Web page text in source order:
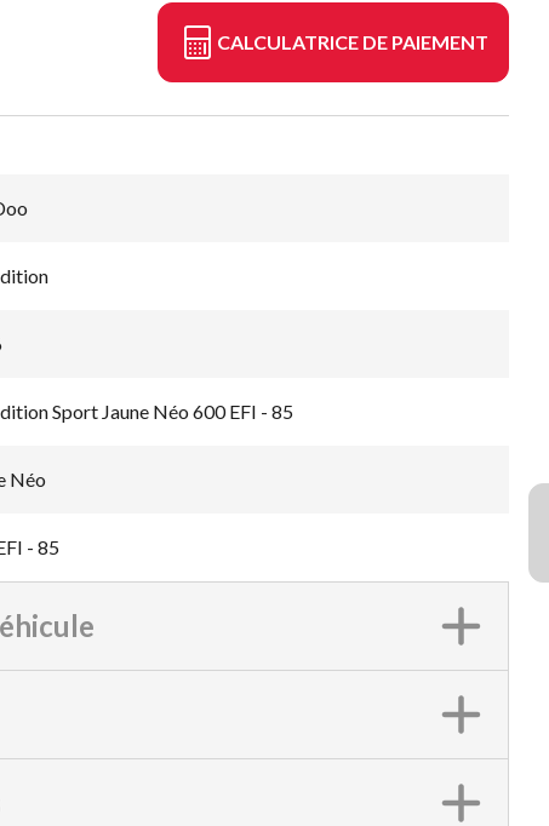
CALCULATRICE DE PAIEMENT
Sport Jaune Néo 600 EFI - 85
Néo
- 85